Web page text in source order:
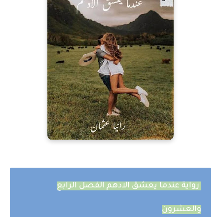
رواية عندما يعشق الادهم الفصل الرابع
والعشرون